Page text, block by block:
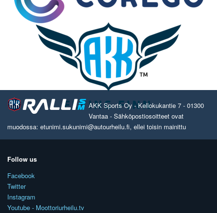
AKK Sports Oy - Kellokukantie 7 - 01300
Vantaa - Sähköpostiosoitteet ovat
muodossa: etunimi.sukunimi@autourheilu.fi, ellei toisin mainittu
Follow us
Facebook
Twitter
Instagram
Youtube - Moottoriurheilu.tv